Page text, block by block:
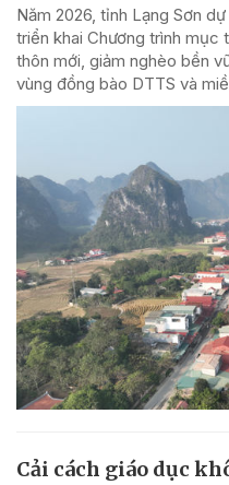
Năm 2026, tỉnh Lạng Sơn
triển khai Chương trình mục
thôn mới, giảm nghèo bền
vùng đồng bào DTTS và
Cải cách giáo dục